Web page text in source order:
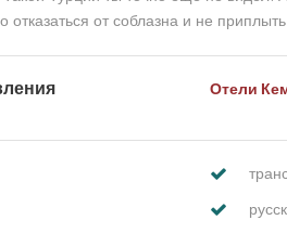
от соблазна и не
Отели